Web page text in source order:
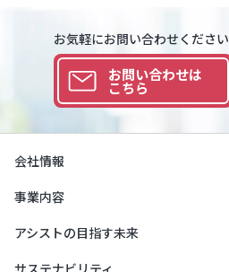
お気軽にお問い合わせください
お問い合わせは
こちら
会社情報
事業内容
アシストの目指す未来